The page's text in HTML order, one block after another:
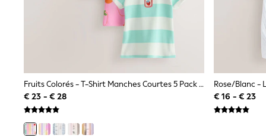
Shoes
All Underwear
Nighties
Pyjamas
Robes
Socks & Tights
Fruits Colorés - T-Shirt Manches Courtes 5 Pack (3mois-7ans)
€ 23 - € 28
€ 16 - € 23